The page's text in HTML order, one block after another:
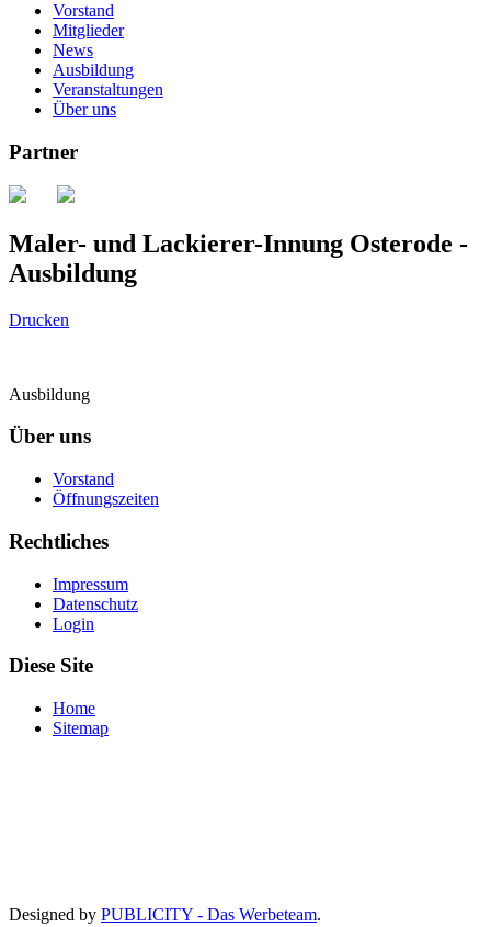
Vorstand
Mitglieder
News
Ausbildung
Veranstaltungen
Über uns
Partner
Maler- und Lackierer-Innung Osterode -
Ausbildung
Drucken
Ausbildung
Über uns
Vorstand
Öffnungszeiten
Rechtliches
Impressum
Datenschutz
Login
Diese Site
Home
Sitemap
Designed by PUBLICITY - Das Werbeteam.